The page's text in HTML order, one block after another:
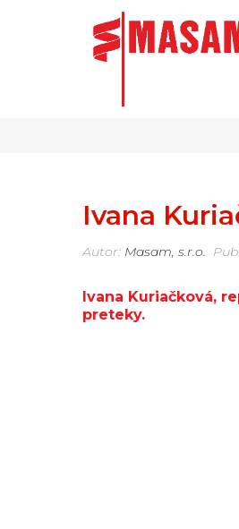
Ivana
Autor: Masam, s.r.o.
Ivana Kuriačková,
preteky.